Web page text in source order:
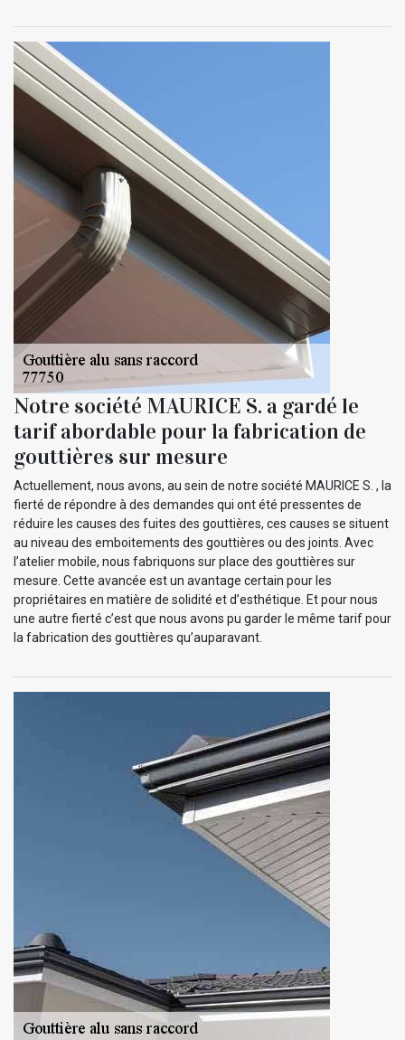
Notre société MAURICE S. a gardé le
tarif abordable pour la fabrication de
gouttières sur mesure
Actuellement, nous avons, au sein de notre société MAURICE S. , la
fierté de répondre à des demandes qui ont été pressentes de
réduire les causes des fuites des gouttières, ces causes se situent
au niveau des emboitements des gouttières ou des joints. Avec
l’atelier mobile, nous fabriquons sur place des gouttières sur
mesure. Cette avancée est un avantage certain pour les
propriétaires en matière de solidité et d’esthétique. Et pour nous
une autre fierté c’est que nous avons pu garder le même tarif pour
la fabrication des gouttières qu’auparavant.